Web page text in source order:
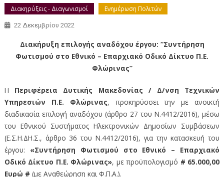
Διακηρύξεις - Διαγωνισμοί Ενημέρωση Πολιτών
22 Δεκεμβρίου 2022
Διακήρυξη επιλογής αναδόχου έργου: “Συντήρηση
Φωτισμού στο Εθνικό – Επαρχιακό Οδικό Δίκτυο Π.Ε.
Φλώρινας”
Η Περιφέρεια Δυτικής Μακεδονίας / Δ/νση Τεχνικών
Υπηρεσιών Π.Ε. Φλώρινας, προκηρύσσει την με ανοικτή
διαδικασία επιλογή αναδόχου (άρθρο 27 του Ν.4412/2016), μέσω
του Εθνικού Συστήματος Ηλεκτρονικών Δημοσίων Συμβάσεων
(Ε.Σ.Η.ΔΗ.Σ., άρθρο 36 του Ν.4412/2016), για την κατασκευή του
έργου: «Συντήρηση Φωτισμού στο Εθνικό – Επαρχιακό
Οδικό Δίκτυο Π.Ε. Φλώρινας», με προϋπολογισμό # 65.000,00
Ευρώ # (με Αναθεώρηση και Φ.Π.Α.).